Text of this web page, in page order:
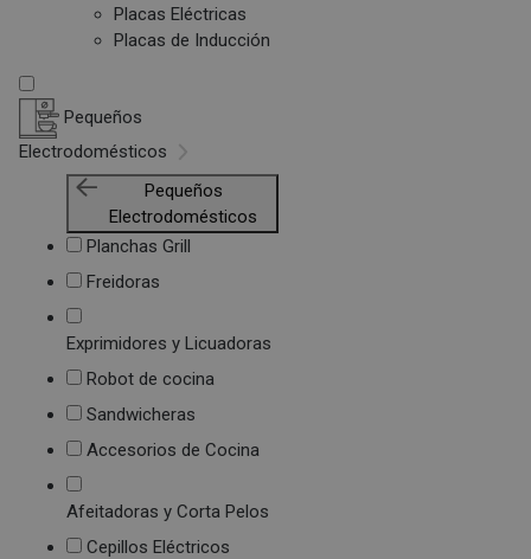
Placas Eléctricas
Placas de Inducción
Pequeños
Electrodomésticos
Pequeños
Electrodomésticos
Planchas Grill
Freidoras
Exprimidores y Licuadoras
Robot de cocina
Sandwicheras
Accesorios de Cocina
Afeitadoras y Corta Pelos
Cepillos Eléctricos